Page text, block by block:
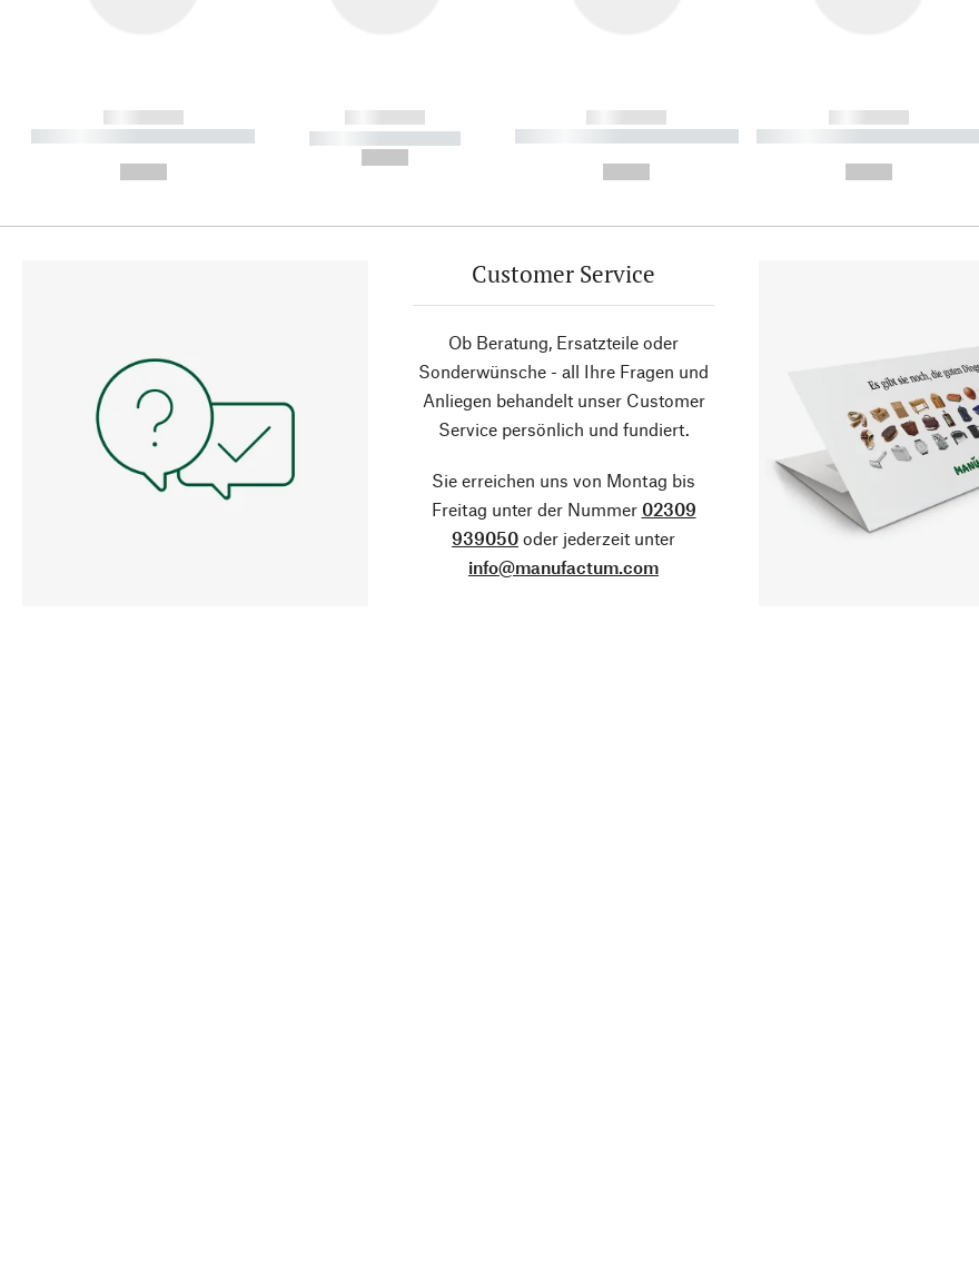
------------
----------- ----------- ----------
------------
----------- -----------
------------
----------- ----------- ----------
------------
----------- ----------- ----------
Customer Service
Ob Beratung, Ersatzteile oder
Sonderwünsche - all Ihre Fragen und
Anliegen behandelt unser Customer
Service persönlich und fundiert.
Sie erreichen uns von Montag bis
Freitag unter der Nummer 02309
939050 oder jederzeit unter
info@manufactum.com